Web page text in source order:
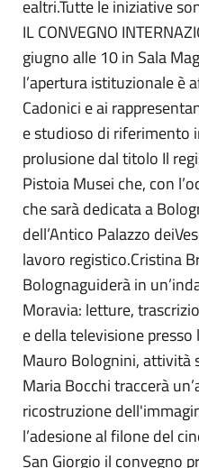
ealtri.Tutte le iniziative
IL CONVEGNO
giugno alle 10 in Sala
l’apertura istituzionale è
Cadonici e ai
e studioso di riferimento
prolusione dal titolo Il
Pistoia Musei che, con
che sarà dedicata a
dell’Antico Palazzo
lavoro registico.Cristina
Bolognaguiderà in
Moravia: letture,
e della televisione
Mauro Bolognini, attività
Maria Bocchi traccerà
ricostruzione
l’adesione al filone del
San Giorgio il convegno